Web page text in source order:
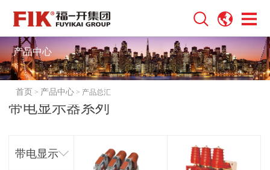
产品中心
首页 > 产品中心 > 产品总汇
带电显示器系列
带电显示